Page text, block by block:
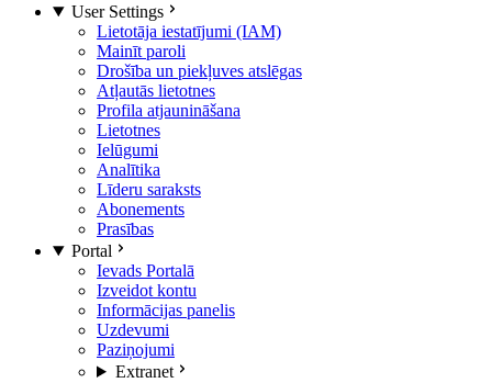
User Settings
Lietotāja iestatījumi (IAM)
Mainīt paroli
Drošība un piekļuves atslēgas
Atļautās lietotnes
Profila atjaunināšana
Lietotnes
Ielūgumi
Analītika
Līderu saraksts
Abonements
Prasības
Portal
Ievads Portalā
Izveidot kontu
Informācijas panelis
Uzdevumi
Paziņojumi
Extranet